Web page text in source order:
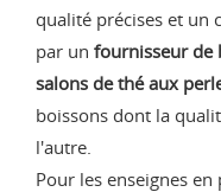
qualité précises et un
par un fournisseur de
salons de thé aux
boissons dont la
l'autre.
Pour les enseignes